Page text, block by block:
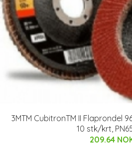
3MTM CubitronTM II Flaprondel
10 stk/krt,
209.64